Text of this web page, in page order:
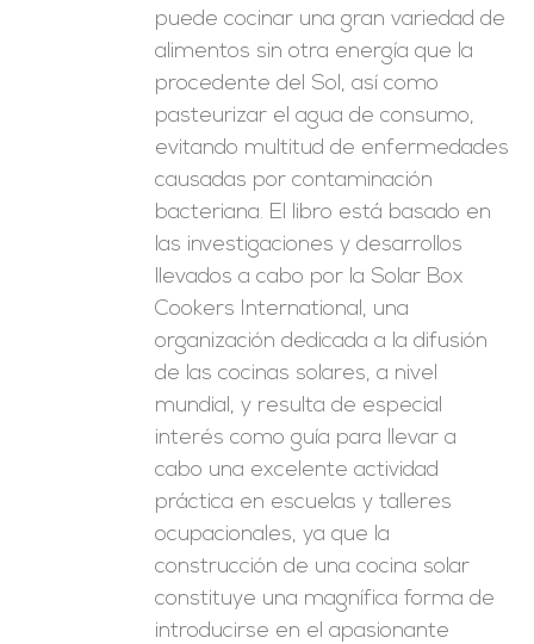
puede cocinar una gran variedad de
alimentos sin otra energía que la
procedente del Sol, así como
pasteurizar el agua de consumo,
evitando multitud de enfermedades
causadas por contaminación
bacteriana. El libro está basado en
las investigaciones y desarrollos
llevados a cabo por la Solar Box
Cookers International, una
organización dedicada a la difusión
de las cocinas solares, a nivel
mundial, y resulta de especial
interés como guía para llevar a
cabo una excelente actividad
práctica en escuelas y talleres
ocupacionales, ya que la
construcción de una cocina solar
constituye una magnífica forma de
introducirse en el apasionante